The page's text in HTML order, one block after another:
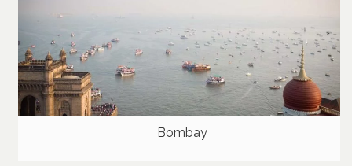
Bombay